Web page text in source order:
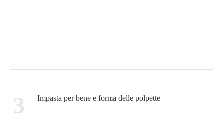
3 Impasta per bene e forma delle polpette